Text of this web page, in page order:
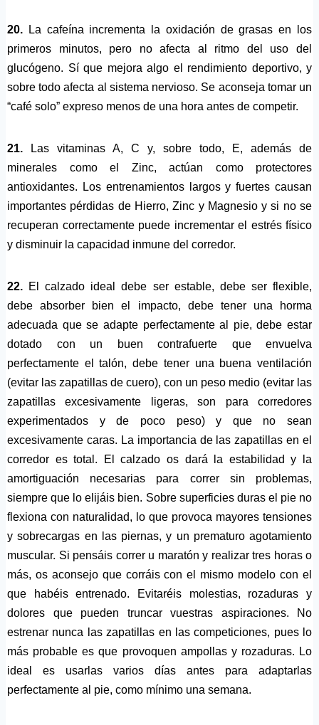
20. La cafeína incrementa la oxidación de grasas en los
primeros minutos, pero no afecta al ritmo del uso del
glucógeno. Sí que mejora algo el rendimiento deportivo, y
sobre todo afecta al sistema nervioso. Se aconseja tomar un
“café solo” expreso menos de una hora antes de competir.
21. Las vitaminas A, C y, sobre todo, E, además de
minerales como el Zinc, actúan como protectores
antioxidantes. Los entrenamientos largos y fuertes causan
importantes pérdidas de Hierro, Zinc y Magnesio y si no se
recuperan correctamente puede incrementar el estrés físico
y disminuir la capacidad inmune del corredor.
22. El calzado ideal debe ser estable, debe ser flexible,
debe absorber bien el impacto, debe tener una horma
adecuada que se adapte perfectamente al pie, debe estar
dotado con un buen contrafuerte que envuelva
perfectamente el talón, debe tener una buena ventilación
(evitar las zapatillas de cuero), con un peso medio (evitar las
zapatillas excesivamente ligeras, son para corredores
experimentados y de poco peso) y que no sean
excesivamente caras. La importancia de las zapatillas en el
corredor es total. El calzado os dará la estabilidad y la
amortiguación necesarias para correr sin problemas,
siempre que lo elijáis bien. Sobre superficies duras el pie no
flexiona con naturalidad, lo que provoca mayores tensiones
y sobrecargas en las piernas, y un prematuro agotamiento
muscular. Si pensáis correr u maratón y realizar tres horas o
más, os aconsejo que corráis con el mismo modelo con el
que habéis entrenado. Evitaréis molestias, rozaduras y
dolores que pueden truncar vuestras aspiraciones. No
estrenar nunca las zapatillas en las competiciones, pues lo
más probable es que provoquen ampollas y rozaduras. Lo
ideal es usarlas varios días antes para adaptarlas
perfectamente al pie, como mínimo una semana.